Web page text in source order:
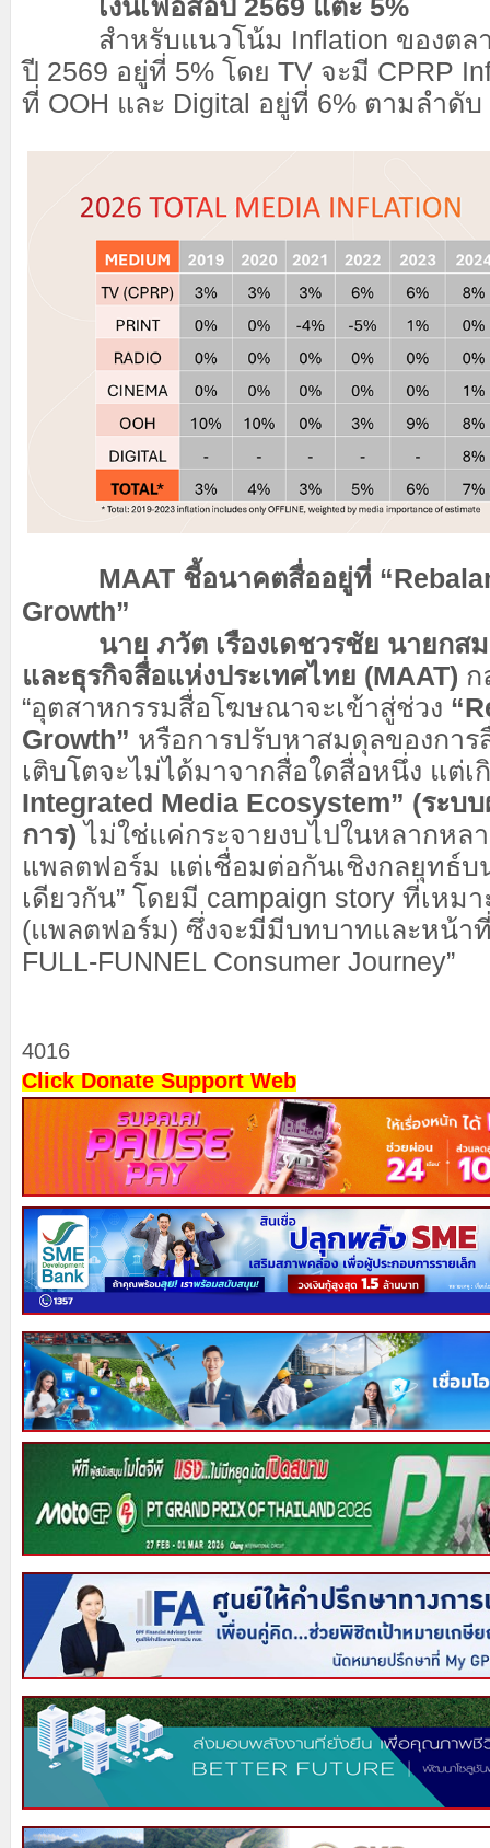
เงินเฟ้อสื่อปี 2569 แตะ 5%
สำหรับแนวโน้ม Inflation ของตลา
ปี 2569 อยู่ที่ 5% โดย TV จะมี CPRP
ที่ OOH และ Digital อยู่ที่ 6% ตามลำดับ
MAAT ชี้อนาคตสื่ออยู่ที่
Growth”
นาย ภวัต เรืองเดชวรชัย นายกสม
และธุรกิจสื่อแห่งประเทศไทย (MAAT) ก
“อุตสาหกรรมสื่อโฆษณาจะเข้าสู่ช่วง
Growth” หรือการปรับหาสมดุลของการ
เติบโตจะไม่ได้มาจากสื่อใดสื่อหนึ่ง แต่
Integrated Media Ecosystem” (ระ
การ) ไม่ใช่แค่กระจายงบไปในหลากหล
แพลตฟอร์ม แต่เชื่อมต่อกันเชิงกลยุทธ์บ
เดียวกัน” โดยมี campaign story ที่เหม
(แพลตฟอร์ม) ซึ่งจะมีมีบทบาทและหน้า
FULL-FUNNEL Consumer Journey”
4016
Click Donate Support Web